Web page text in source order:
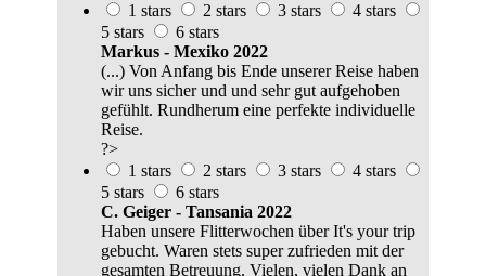
1 stars
2 stars 3 stars
4 stars
5 stars
6 stars
Markus - Mexiko 2022
(...) Von Anfang bis Ende unserer Reise haben
wir uns sicher und und sehr gut aufgehoben
gefühlt. Rundherum eine perfekte individuelle
Reise.
?>
1 stars
2 stars 3 stars
4 stars
5 stars
6 stars
C. Geiger - Tansania 2022
Haben unsere Flitterwochen über It's your trip
gebucht. Waren stets super zufrieden mit der
gesamten Betreuung. Vielen, vielen Dank an